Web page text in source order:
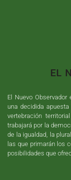
EL
El Nuevo
una decidida
vertebración
trabajará por la
de la igualdad, la
las que primarán los
posibilidades que